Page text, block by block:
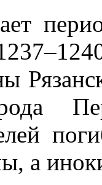
а